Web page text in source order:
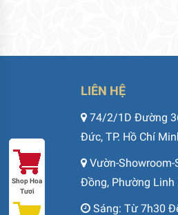
LIÊN HỆ
74/2/1D Đường
Đức, TP. Hồ Chí
Vườn-Showroom-
Đồng, Phường Linh
Sáng: Từ 7h30
Shop Hoa
Tươi